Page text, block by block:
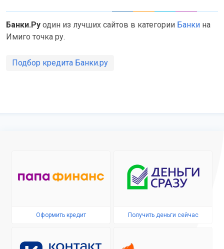
Банки.Ру один из лучших сайтов в категории Банки на
Имиго точка ру.
Подбор кредита Банки.ру
Оформить кредит Получить деньги сейчас